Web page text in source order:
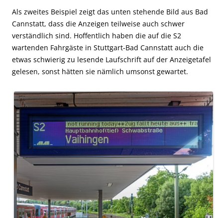
Als zweites Beispiel zeigt das unten stehende Bild aus Bad
Cannstatt, dass die Anzeigen teilweise auch schwer
verständlich sind. Hoffentlich haben die auf die S2
wartenden Fahrgäste in Stuttgart-Bad Cannstatt auch die
etwas schwierig zu lesende Laufschrift auf der Anzeigetafel
gelesen, sonst hätten sie nämlich umsonst gewartet.